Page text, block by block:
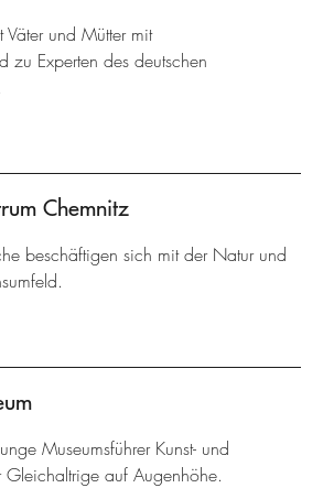
Väter und Mütter mit
zu Experten des deutschen
Chemnitz
beschäftigen sich mit der Natur und
Museumsführer Kunst- und
Gleichaltrige auf Augenhöhe.